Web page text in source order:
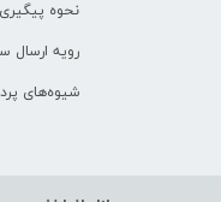
نحوه
رویه ارسال
شیوه‌های